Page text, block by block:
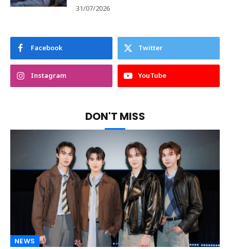
31/07/2026
Facebook Twitter
Instagram YouTube
DON'T MISS
NEWS